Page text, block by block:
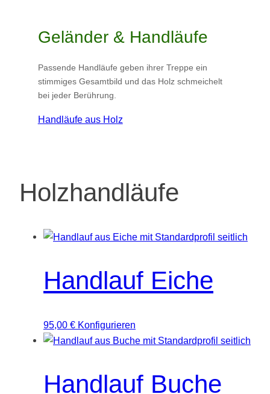
Geländer & Handläufe
Passende Handläufe geben ihrer Treppe ein
stimmiges Gesamtbild und das Holz schmeichelt
bei jeder Berührung.
Handläufe aus Holz
Holzhandläufe
Handlauf Eiche
95,00 € Konfigurieren
Handlauf Buche